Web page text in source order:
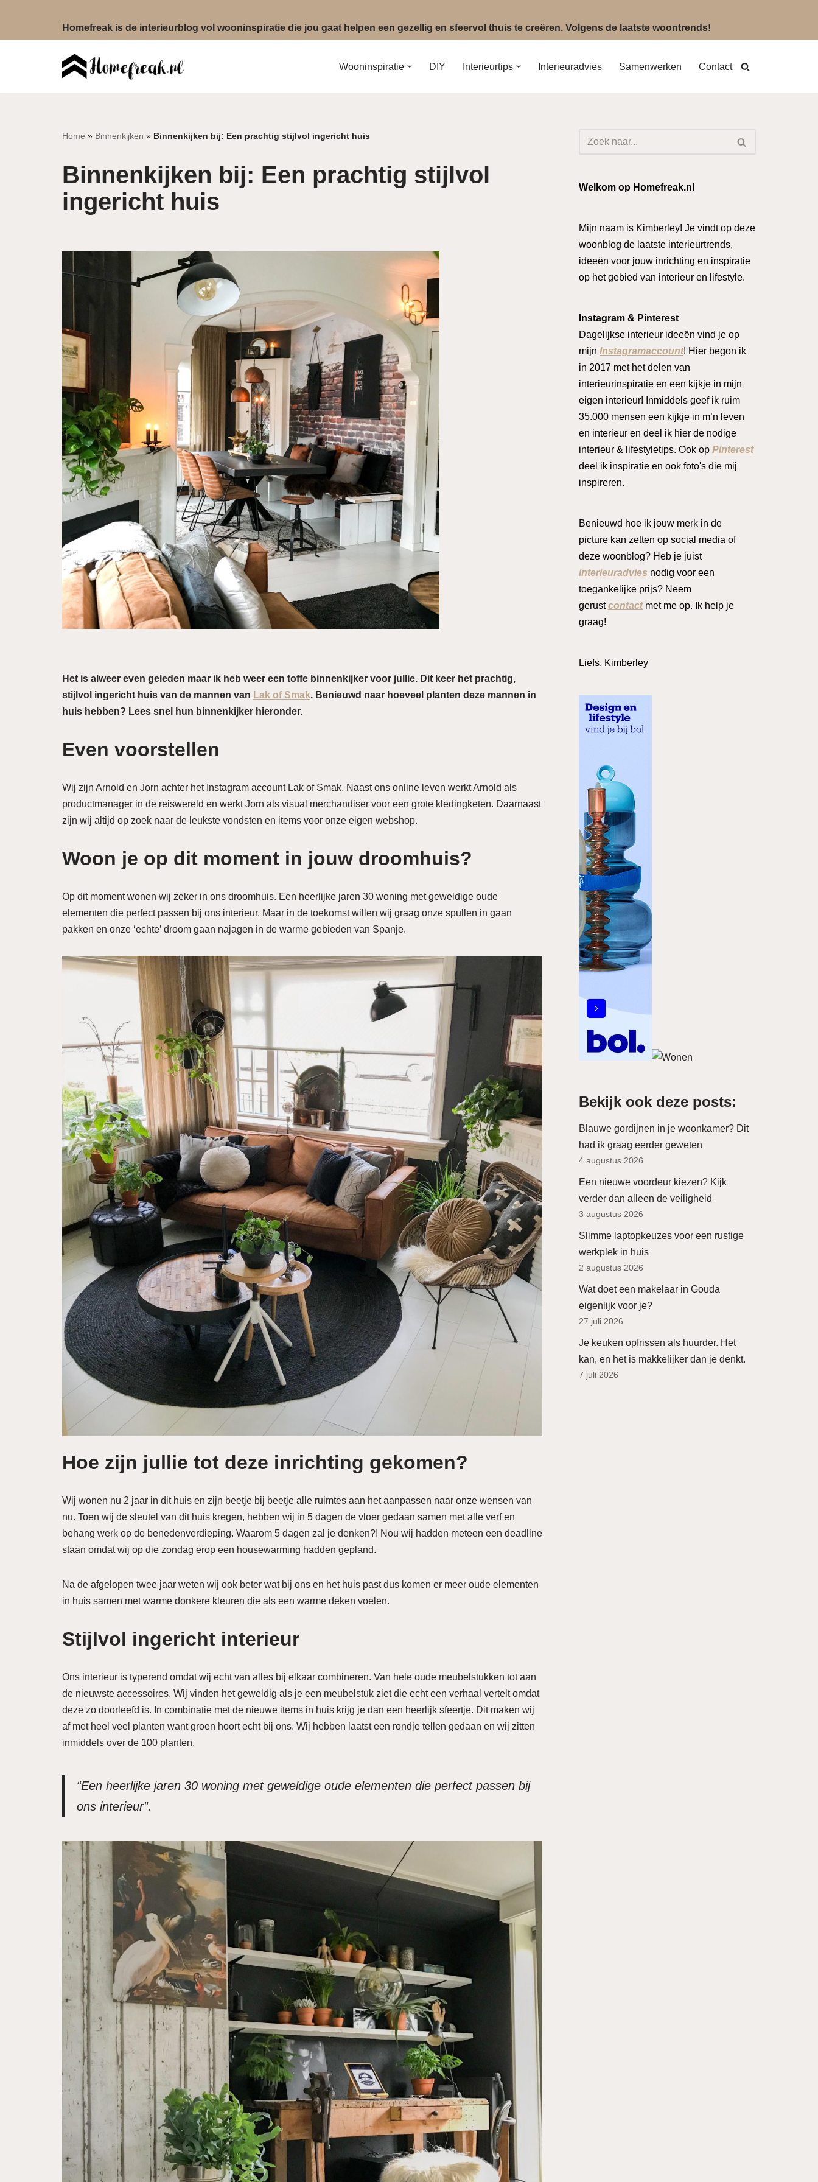
Homefreak is de interieurblog vol wooninspiratie die jou gaat helpen een gezellig en sfeervol thuis te creëren. Volgens de laatste woontrends!
Wooninspiratie DIY Interieurtips Interieuradvies Samenwerken Contact
Home » Binnenkijken » Binnenkijken bij: Een prachtig stijlvol ingericht huis
Binnenkijken bij: Een prachtig stijlvol
ingericht huis
Het is alweer even geleden maar ik heb weer een toffe binnenkijker voor jullie. Dit keer het prachtig,
stijlvol ingericht huis van de mannen van Lak of Smak. Benieuwd naar hoeveel planten deze mannen in
huis hebben? Lees snel hun binnenkijker hieronder.
Even voorstellen
Wij zijn Arnold en Jorn achter het Instagram account Lak of Smak. Naast ons online leven werkt Arnold als
productmanager in de reiswereld en werkt Jorn als visual merchandiser voor een grote kledingketen. Daarnaast
zijn wij altijd op zoek naar de leukste vondsten en items voor onze eigen webshop.
Woon je op dit moment in jouw droomhuis?
Op dit moment wonen wij zeker in ons droomhuis. Een heerlijke jaren 30 woning met geweldige oude
elementen die perfect passen bij ons interieur. Maar in de toekomst willen wij graag onze spullen in gaan
pakken en onze ‘echte’ droom gaan najagen in de warme gebieden van Spanje.
Hoe zijn jullie tot deze inrichting gekomen?
Wij wonen nu 2 jaar in dit huis en zijn beetje bij beetje alle ruimtes aan het aanpassen naar onze wensen van
nu. Toen wij de sleutel van dit huis kregen, hebben wij in 5 dagen de vloer gedaan samen met alle verf en
behang werk op de benedenverdieping. Waarom 5 dagen zal je denken?! Nou wij hadden meteen een deadline
staan omdat wij op die zondag erop een housewarming hadden gepland.
Na de afgelopen twee jaar weten wij ook beter wat bij ons en het huis past dus komen er meer oude elementen
in huis samen met warme donkere kleuren die als een warme deken voelen.
Stijlvol ingericht interieur
Ons interieur is typerend omdat wij echt van alles bij elkaar combineren. Van hele oude meubelstukken tot aan
de nieuwste accessoires. Wij vinden het geweldig als je een meubelstuk ziet die echt een verhaal vertelt omdat
deze zo doorleefd is. In combinatie met de nieuwe items in huis krijg je dan een heerlijk sfeertje. Dit maken wij
af met heel veel planten want groen hoort echt bij ons. Wij hebben laatst een rondje tellen gedaan en wij zitten
inmiddels over de 100 planten.
“Een heerlijke jaren 30 woning met geweldige oude elementen die perfect passen bij
ons interieur”.
Welkom op Homefreak.nl
Mijn naam is Kimberley! Je vindt op deze
woonblog de laatste interieurtrends,
ideeën voor jouw inrichting en inspiratie
op het gebied van interieur en lifestyle.
Instagram & Pinterest
Dagelijkse interieur ideeën vind je op
mijn Instagramaccount! Hier begon ik
in 2017 met het delen van
interieurinspiratie en een kijkje in mijn
eigen interieur! Inmiddels geef ik ruim
35.000 mensen een kijkje in m’n leven
en interieur en deel ik hier de nodige
interieur & lifestyletips. Ook op Pinterest
deel ik inspiratie en ook foto's die mij
inspireren.
Benieuwd hoe ik jouw merk in de
picture kan zetten op social media of
deze woonblog? Heb je juist
interieuradvies nodig voor een
toegankelijke prijs? Neem
gerustcontactmet me op. Ik help je
graag!
Liefs, Kimberley
Bekijk ook deze posts:
Blauwe gordijnen in je woonkamer? Dit
had ik graag eerder geweten
4 augustus 2026
Een nieuwe voordeur kiezen? Kijk
verder dan alleen de veiligheid
3 augustus 2026
Slimme laptopkeuzes voor een rustige
werkplek in huis
2 augustus 2026
Wat doet een makelaar in Gouda
eigenlijk voor je?
27 juli 2026
Je keuken opfrissen als huurder. Het
kan, en het is makkelijker dan je denkt.
7 juli 2026